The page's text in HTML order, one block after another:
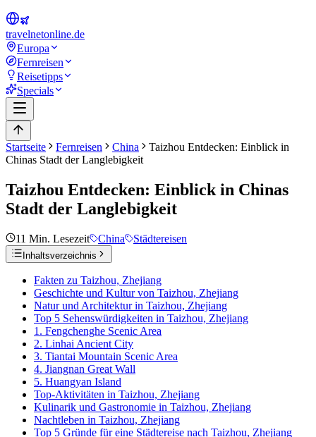
travelnetonline.de
Europa
Fernreisen
Reisetipps
Specials
Startseite Fernreisen China
Taizhou Entdecken: Einblick in
Chinas Stadt der Langlebigkeit
Taizhou Entdecken: Einblick in Chinas
Stadt der Langlebigkeit
11 Min. Lesezeit China Städtereisen
Inhaltsverzeichnis
Fakten zu Taizhou, Zhejiang
Geschichte und Kultur von Taizhou, Zhejiang
Natur und Architektur in Taizhou, Zhejiang
Top 5 Sehenswürdigkeiten in Taizhou, Zhejiang
1. Fengchenghe Scenic Area
2. Linhai Ancient City
3. Tiantai Mountain Scenic Area
4. Jiangnan Great Wall
5. Huangyan Island
Top-Aktivitäten in Taizhou, Zhejiang
Kulinarik und Gastronomie in Taizhou, Zhejiang
Nachtleben in Taizhou, Zhejiang
Top 5 Gründe für eine Städtereise nach Taizhou, Zhejiang